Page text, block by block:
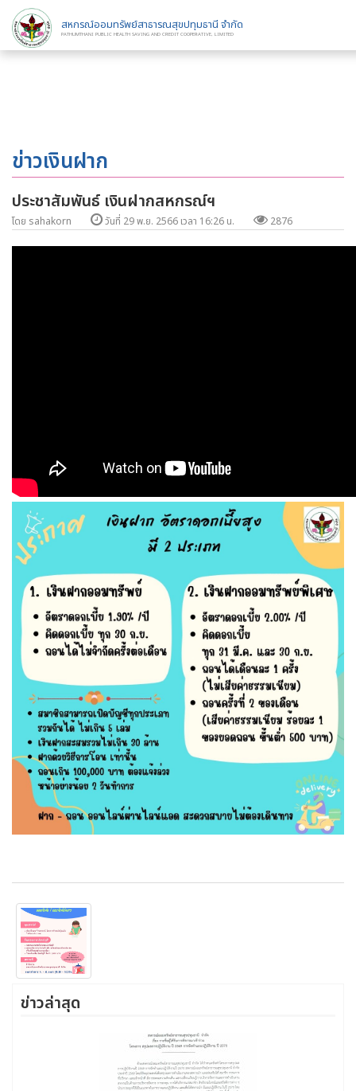
สหกรณ์ออมทรัพย์สาธารณสุขปทุมธานี จำกัด
PATHUMTHANI PUBLIC HEALTH SAVING AND CREDIT COOPERATIVE, LIMITED
ข่าวเงินฝาก
ประชาสัมพันธ์ เงินฝากสหกรณ์ฯ
โดย sahakorn วันที่ 29 พ.ย. 2566 เวลา 16:26 น. 2876
ข่าวล่าสุด